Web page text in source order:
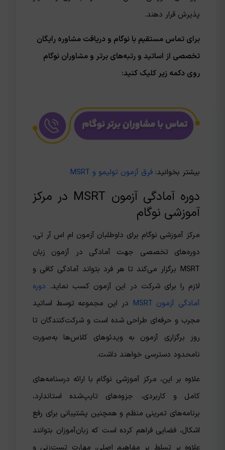
پذیرش قرار دهند.
برای تماس مستقیم با نوگام و دریافت مشاوره رایگان
تخصصی از اساتید و رتبه‌های برتر و مشاوران نوگام
روی دکمه زیر کلیک کنید:
بیشتر بخوانید: فرق آزمون تولیمو و MSRT
دوره آمادگی آزمون MSRT در مرکز
آموزشی نوگام
مرکز آموزشی نوگام برای داوطلبان آزمون ام اس آر تی،
دوره‌های تخصصی جهت آمادگی در آزمون زبان
MSRT برگزار می‌کند تا هر فرد بتواند آمادگی کافی و
لازم را برای شرکت در این آزمون کسب نماید. دوره‌
آمادگی آزمون MSRT
در این مجموعه توسط اساتید
مجرب و حرفه‌ای طراحی شده است و شرکت‌کنندگان تا
روز برگزاری آزمون به ویدئوهای کلاس‌ها به‌صورت
نامحدود دسترسی خواهند داشت.
علاوه بر این، مرکز آموزشی نوگام با ارائه درسنامه‌های
کامل و کاربردی، جزوه‌های تایپ‌شده استاندارد،
برنامه‌های تمرینی منظم و همچنین پشتیبانی برای رفع
اشکال، فضایی فراهم کرده است که زبان‌آموزان بتوانند
علاوه بر تسلط بر مفاهیم اصلی، مهارت تست‌زنی و